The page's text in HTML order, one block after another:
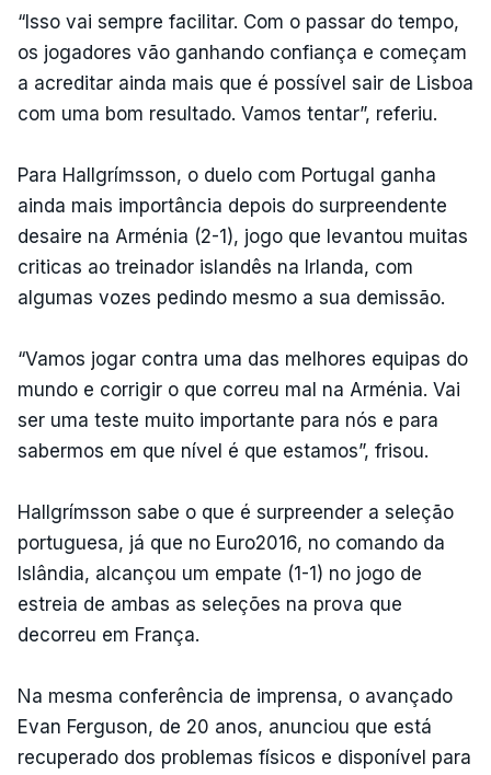
“Isso vai sempre facilitar. Com o passar do tempo,
os jogadores vão ganhando confiança e começam
a acreditar ainda mais que é possível sair de Lisboa
com uma bom resultado. Vamos tentar”, referiu.
Para Hallgrímsson, o duelo com Portugal ganha
ainda mais importância depois do surpreendente
desaire na Arménia (2-1), jogo que levantou muitas
criticas ao treinador islandês na Irlanda, com
algumas vozes pedindo mesmo a sua demissão.
“Vamos jogar contra uma das melhores equipas do
mundo e corrigir o que correu mal na Arménia. Vai
ser uma teste muito importante para nós e para
sabermos em que nível é que estamos”, frisou.
Hallgrímsson sabe o que é surpreender a seleção
portuguesa, já que no Euro2016, no comando da
Islândia, alcançou um empate (1-1) no jogo de
estreia de ambas as seleções na prova que
decorreu em França.
Na mesma conferência de imprensa, o avançado
Evan Ferguson, de 20 anos, anunciou que está
recuperado dos problemas físicos e disponível para